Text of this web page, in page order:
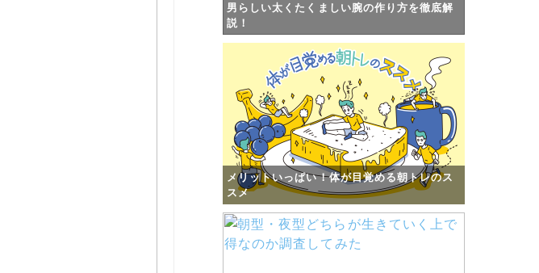
男らしい太くたくましい腕の作り方を徹底解
説！
メリットいっぱい！体が目覚める朝トレのス
スメ